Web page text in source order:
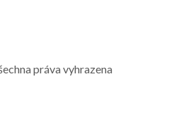
práva vyhrazena